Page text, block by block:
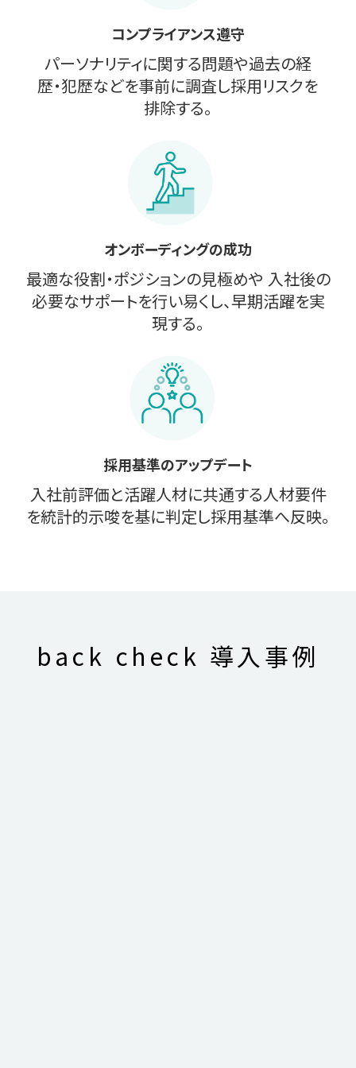
コンプライアンス遵守
パーソナリティに関する問題や過去の経
歴・犯歴などを事前に調査し採用リスクを
排除する。
オンボーディングの成功
最適な役割・ポジションの見極めや 入社後の
必要なサポートを行い易くし、早期活躍を実
現する。
採用基準のアップデート
入社前評価と活躍人材に共通する人材要件
を統計的示唆を基に判定し採用基準へ反映。
back check 導入事例